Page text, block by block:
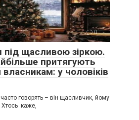
0
під щасливою зіркою.
притягують
у чоловіків
говорять – він щасливчик, йому
Хтось каже,